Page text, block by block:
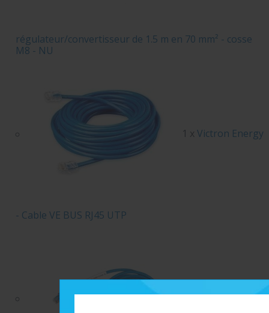
régulateur/convertisseur de 1.5 m en 70 mm² - cosse
M8 - NU
1 x Victron Energy
- Cable VE BUS RJ45 UTP
1 xVictron Energy